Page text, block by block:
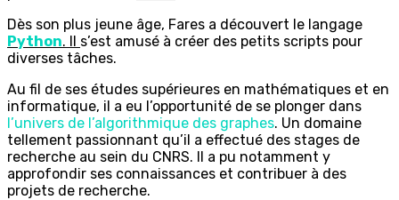
Dès son plus jeune âge, Fares a découvert le langage
Python. Il s’est amusé à créer des petits scripts pour
diverses tâches.
Au fil de ses études supérieures en mathématiques et en
informatique, il a eu l’opportunité de se plonger dans
l’univers de l’algorithmique des graphes. Un domaine
tellement passionnant qu’il a effectué des stages de
recherche au sein du CNRS. Il a pu notamment y
approfondir ses connaissances et contribuer à des
projets de recherche.